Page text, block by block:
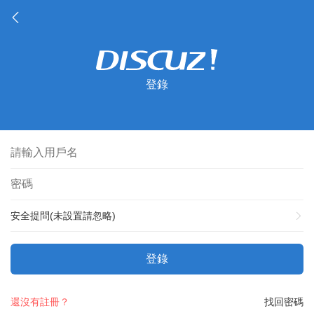
登錄
安全提問(未設置請忽略)
登錄
找回密碼
還沒有註冊？